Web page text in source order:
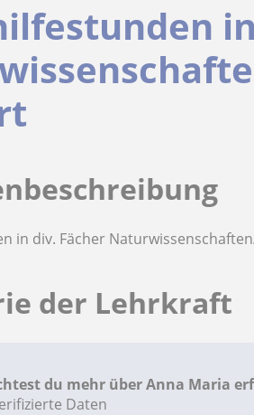
in div. Fächer
der Lehrkraft
du mehr über Anna Maria
Daten